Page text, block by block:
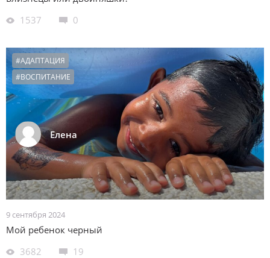
1537
0
Елена
#АДАПТАЦИЯ
#ВОСПИТАНИЕ
9 сентября 2024
Мой ребенок черный
3682
19